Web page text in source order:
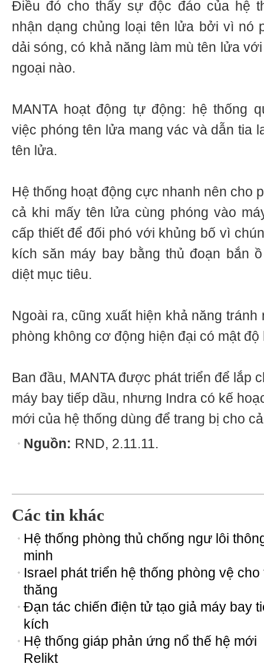
Điều đó cho thấy sự độc đáo của hệ
nhận dạng chủng loại tên lửa bởi vì nó
dải sóng, có khả năng làm mù tên lửa
ngoại nào.
MANTA hoạt động tự động: hệ thống
việc phóng tên lửa mang vác và dẫn tia
tên lửa.
Hệ thống hoạt động cực nhanh nên cho
cả khi mấy tên lửa cùng phóng vào
cấp thiết để đối phó với khủng bố vì
kích săn máy bay bằng thủ đoạn bắn
diệt mục tiêu.
Ngoài ra, cũng xuất hiện khả năng
phòng không cơ động hiện đại có mật
Ban đầu, MANTA được phát triển để lắp
máy bay tiếp dầu, nhưng Indra có kế
mới của hệ thống dùng để trang bị cho
Nguồn: RND, 2.11.11.
Các tin khác
Hệ thống phòng thủ chống ngư lôi
minh
Israel phát triển hệ thống phòng vệ
thăng
Đạn tác chiến điện tử tạo giả máy bay
kích
Hệ thống giáp phản ứng nổ thế hệ mới
Relikt